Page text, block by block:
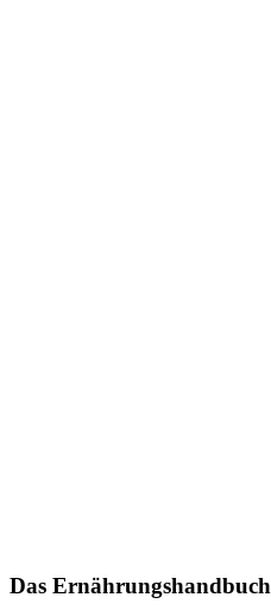
Das Ernährungshandbuch